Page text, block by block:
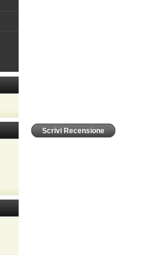
Scrivi Recensione